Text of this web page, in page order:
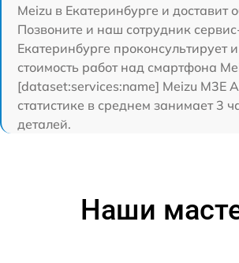
Meizu в Екатеринбурге и доставит
Позвоните и наш сотрудник
Екатеринбурге проконсультирует
стоимость работ над смартфона
[dataset:services:name] Meizu M3E
статистике в среднем занимает 3
деталей.
Наши